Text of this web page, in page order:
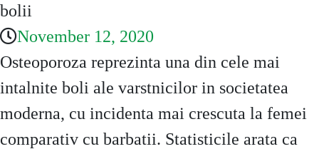
bolii
November 12, 2020
Osteoporoza reprezinta una din cele mai
intalnite boli ale varstnicilor in societatea
moderna, cu incidenta mai crescuta la femei
comparativ cu barbatii. Statisticile arata ca